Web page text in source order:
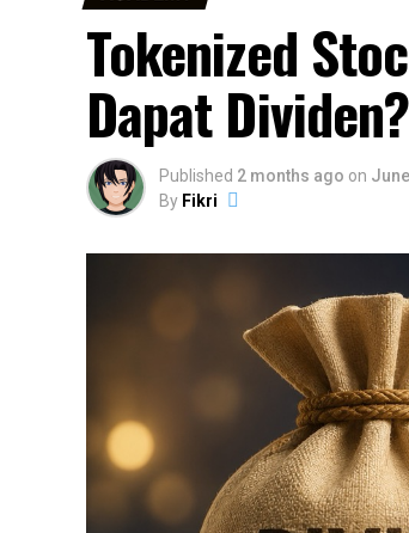
Tokenized
Dapat Dividen?
Published 2 months ago on
By Fikri